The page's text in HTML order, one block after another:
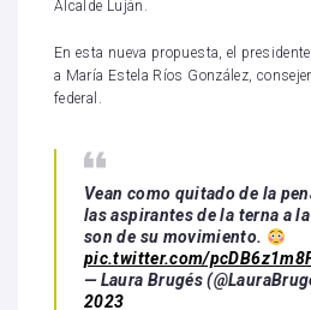
Alcalde Luján.
En esta nueva propuesta, el
a María Estela Ríos González,
federal.
Vean como quitado de la
las aspirantes de la terna a
son de su movimiento.
pic.twitter.com/
— Laura Brugés
2023